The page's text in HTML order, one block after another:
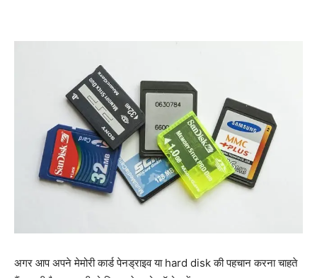
अगर आप अपने मेमोरी कार्ड पेनड्राइव या hard disk की पहचान करना चाहते